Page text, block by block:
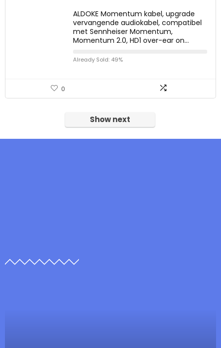
ALDOKE Momentum kabel, upgrade
vervangende audiokabel, compatibel
met Sennheiser Momentum,
Momentum 2.0, HD1 over-ear on…
Already Sold: 49%
0
Show next